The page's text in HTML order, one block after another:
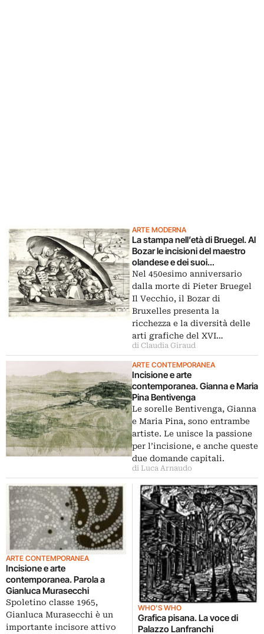
ARTE MODERNA
La stampa nell’età di Bruegel. Al
Bozar le incisioni del maestro
olandese e dei suoi
contemporanei
Nel 450esimo anniversario
dalla morte di Pieter Bruegel
Il Vecchio, il Bozar di
Bruxelles presenta la
ricchezza e la diversità delle
arti grafiche del XVI…
di Claudia Giraud
ARTE CONTEMPORANEA
Incisione e arte
contemporanea. Gianna e Maria
Pina Bentivenga
Le sorelle Bentivenga, Gianna
e Maria Pina, sono entrambe
artiste. Le unisce la passione
per l’incisione, e anche queste
due domande capitali.
di Luca Arnaudo
ARTE CONTEMPORANEA
Incisione e arte
contemporanea. Parola a
Gianluca Murasecchi
Spoletino classe 1965,
Gianluca Murasecchi è un
importante incisore attivo
WHO'S WHO
Grafica pisana. La voce di
Palazzo Lanfranchi